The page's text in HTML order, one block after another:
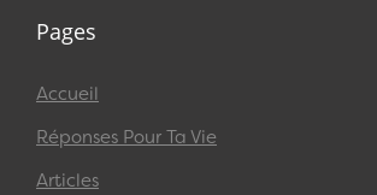
Pages
Accueil
Réponses Pour Ta Vie
Articles